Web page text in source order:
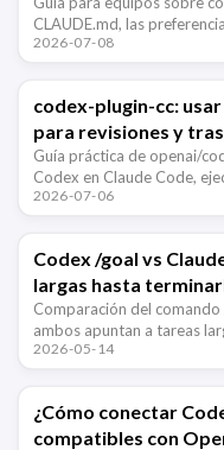
CLAUDE.md, las
2026-07-08
codex-plugin-cc:
para revisiones y
Guía práctica de openai/
Codex en Claude Code,
2026-07-06
Codex /goal vs
largas hasta
Comparación del
ambos apuntan a tareas
2026-05-14
¿Cómo conectar
compatibles con